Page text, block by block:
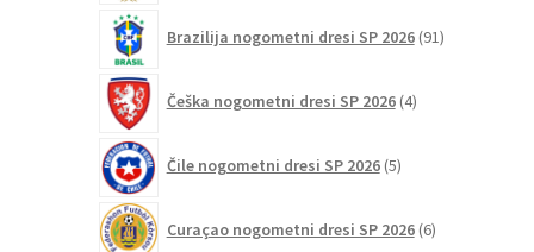
Brazilija nogometni dresi SP 2026 91izdelkov
Češka nogometni dresi SP 2026 4izdelki
Čile nogometni dresi SP 2026 5izdelkov
Curaçao nogometni dresi SP 2026 6izdelkov